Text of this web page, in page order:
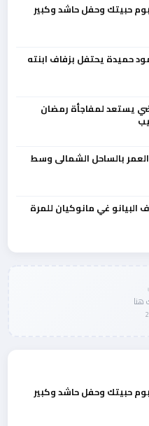
حبيتك وحفل حاشد وكبير
حميدة يحتفل بزفاف ابنته
يستعد لمفاجأة رمضان
بالساحل الشمالى وسط
غي مانوكيان للمرة
هنا
حبيتك وحفل حاشد وكبير